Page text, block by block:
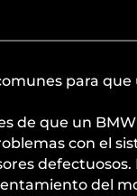
para
de que un
con el
del